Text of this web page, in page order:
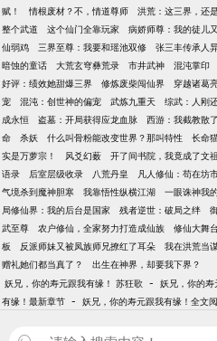
赋！
情根废材？不，情道尊师 洪荒：这三界，还
整个武道
这个仙门全靠玩家 病娇师尊：我的徒儿
仙弱鸡
三界至尊：我要和瑶池双修 张三丰传承人
暗蚀的童话
大荒玄穹彝荒录 市井武神 混沌掌印
好评：绩效她甜爆三界
修炼废柴闯仙界 穿越诸葛
宠
混沌：创世神的偏宠 武炼九重天 综武：人刚
成永恒
盗墓：开局获得应龙血脉 西游：我截教散
命
杀妖 什么叫骨粉能改变世界？那叫特性 长命
实是万萝宗！
风爻幻薮 开了间书院，我竟成了文祖
语录
后室层级收录 八荒丹皇 凡人修仙：苟在坊
气境杀到魔神胆寒
我靠悟性纵横江湖 一眼诛神我
局修仙界：我的后台是国家
残者逆世：破局之绊
武至尊
农户修仙，全家努力打造成仙族 修仙大舞
板
反派师妹又被凤族师兄撩红了耳朵 我在洪荒当
赠礼她们都当真了？
出生在神界，却要我下界？
妖兄，你的寿元跟我有缘！ 苏狂歌 - 妖兄，你的
有缘！最新章节 - 妖兄，你的寿元跟我有缘！全文